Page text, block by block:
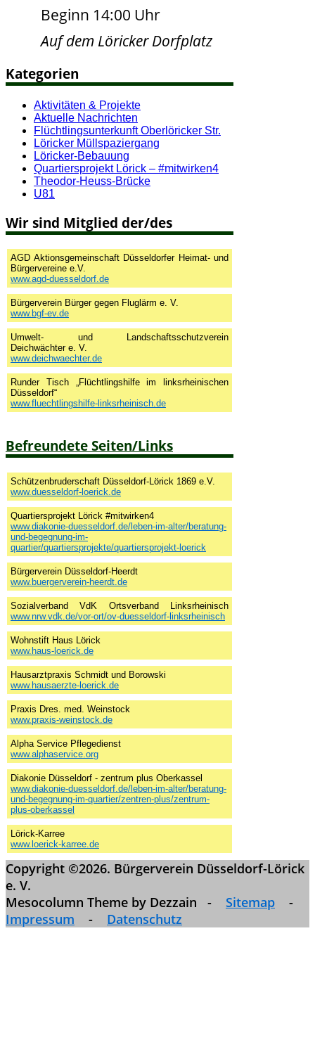
Beginn 14:00 Uhr
Auf dem Löricker Dorfplatz
Kategorien
Aktivitäten & Projekte
Aktuelle Nachrichten
Flüchtlingsunterkunft Oberlöricker Str.
Löricker Müllspaziergang
Löricker-Bebauung
Quartiersprojekt Lörick – #mitwirken4
Theodor-Heuss-Brücke
U81
Wir sind Mitglied der/des
AGD Aktionsgemeinschaft Düsseldorfer Heimat- und
Bürgervereine e.V.
www.agd-duesseldorf.de
Bürgerverein Bürger gegen Fluglärm e. V.
www.bgf-ev.de
Umwelt- und Landschaftsschutzverein
Deichwächter e. V.
www.deichwaechter.de
Runder Tisch „Flüchtlingshilfe im linksrheinischen
Düsseldorf“
www.fluechtlingshilfe-linksrheinisch.de
Befreundete Seiten/Links
Schützenbruderschaft Düsseldorf-Lörick 1869 e.V.
www.duesseldorf-loerick.de
Quartiersprojekt Lörick #mitwirken4
www.diakonie-duesseldorf.de/leben-im-alter/beratung-
und-begegnung-im-
quartier/quartiersprojekte/quartiersprojekt-loerick
Bürgerverein Düsseldorf-Heerdt
www.buergerverein-heerdt.de
Sozialverband VdK Ortsverband Linksrheinisch
www.nrw.vdk.de/vor-ort/ov-duesseldorf-linksrheinisch
Wohnstift Haus Lörick
www.haus-loerick.de
Hausarztpraxis Schmidt und Borowski
www.hausaerzte-loerick.de
Praxis Dres. med. Weinstock
www.praxis-weinstock.de
Alpha Service Pflegedienst
www.alphaservice.org
Diakonie Düsseldorf - zentrum plus Oberkassel
www.diakonie-duesseldorf.de/leben-im-alter/beratung-
und-begegnung-im-quartier/zentren-plus/zentrum-
plus-oberkassel
Lörick-Karree
www.loerick-karree.de
Copyright ©2026. Bürgerverein Düsseldorf-Lörick
e. V.
Mesocolumn Theme by Dezzain - Sitemap -
Impressum - Datenschutz